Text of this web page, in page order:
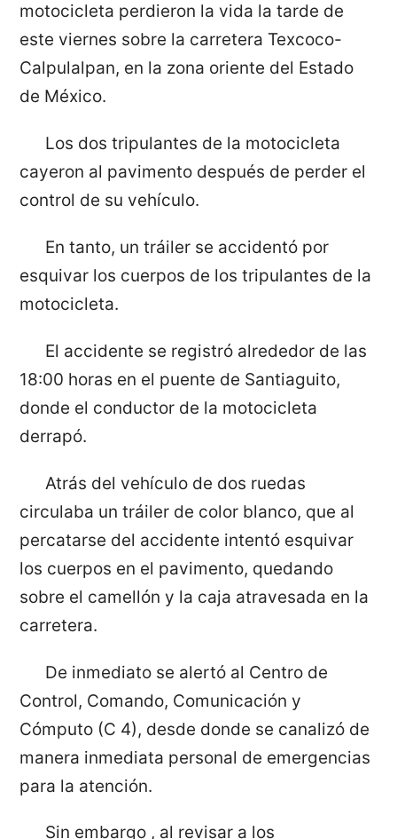
motocicleta perdieron la vida la tarde de
este viernes sobre la carretera Texcoco-
Calpulalpan, en la zona oriente del Estado
de México.
Los dos tripulantes de la motocicleta
cayeron al pavimento después de perder el
control de su vehículo.
En tanto, un tráiler se accidentó por
esquivar los cuerpos de los tripulantes de la
motocicleta.
El accidente se registró alrededor de las
18:00 horas en el puente de Santiaguito,
donde el conductor de la motocicleta
derrapó.
Atrás del vehículo de dos ruedas
circulaba un tráiler de color blanco, que al
percatarse del accidente intentó esquivar
los cuerpos en el pavimento, quedando
sobre el camellón y la caja atravesada en la
carretera.
De inmediato se alertó al Centro de
Control, Comando, Comunicación y
Cómputo (C 4), desde donde se canalizó de
manera inmediata personal de emergencias
para la atención.
Sin embargo , al revisar a los